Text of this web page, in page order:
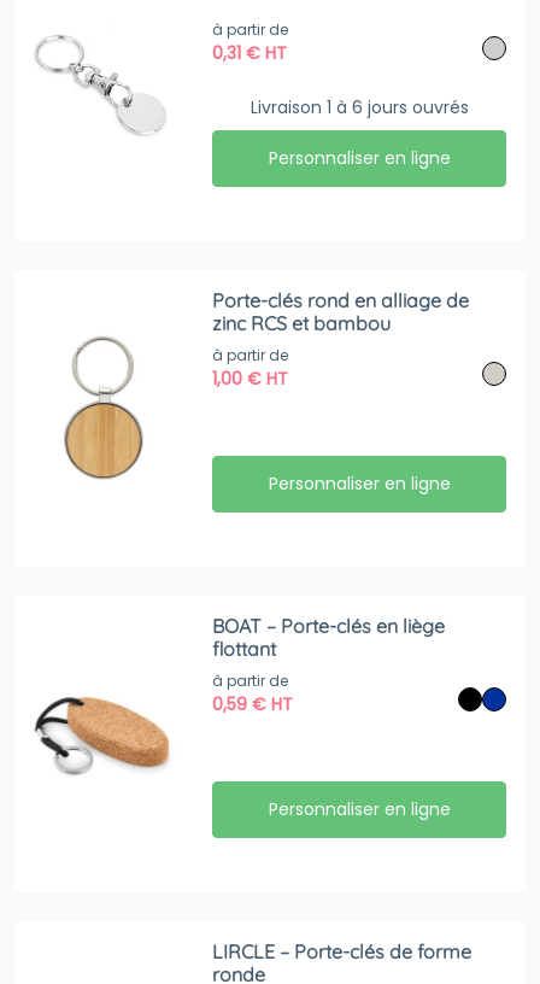
à partir de
0,31€ HT
Livraison 1 à 6 jours ouvrés
Personnaliser en ligne
Porte-clés rond en alliage de
zinc RCS et bambou
à partir de
1,00€ HT
Personnaliser en ligne
BOAT – Porte-clés en liège
flottant
à partir de
0,59€ HT
Personnaliser en ligne
LIRCLE – Porte-clés de forme
ronde